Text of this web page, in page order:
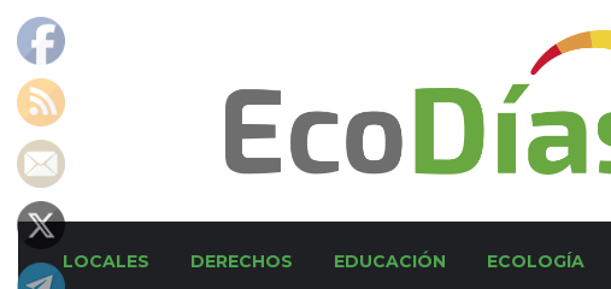
LOCALES DERECHOS EDUCACIÓN ECOLOGÍA